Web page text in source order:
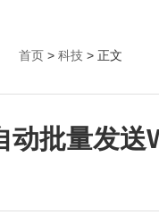
首页 > 科技 > 正文
动批量发